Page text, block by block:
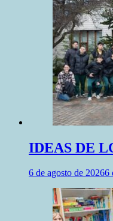
IDEAS DE
6 de agosto de 20266